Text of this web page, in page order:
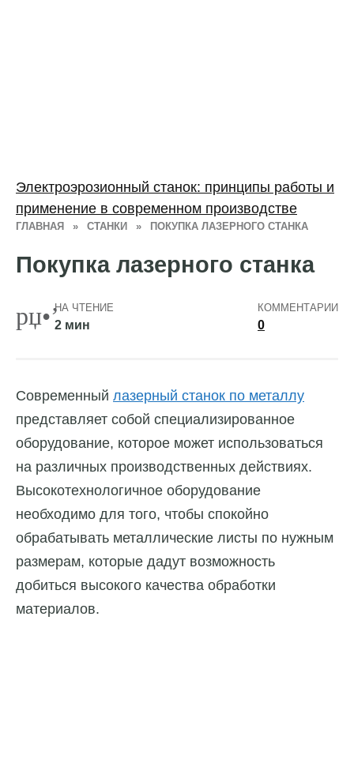
ГЛАВНАЯ » СТАНКИ » ПОКУПКА ЛАЗЕРНОГО СТАНКА
Покупка лазерного станка
НА ЧТЕНИЕ
2 мин
КОММЕНТАРИИ
0
Современный лазерный станок по металлу
представляет собой специализированное
оборудование, которое может использоваться
на различных производственных действиях.
Высокотехнологичное оборудование
необходимо для того, чтобы спокойно
обрабатывать металлические листы по нужным
размерам, которые дадут возможность
добиться высокого качества обработки
материалов.
Электроэрозионный станок: принципы работы и
применение в современном производстве